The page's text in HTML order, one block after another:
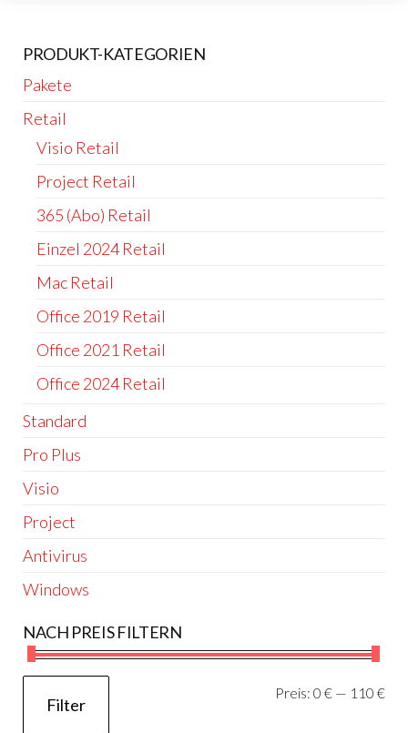
PRODUKT-KATEGORIEN
Pakete
Retail
Visio Retail
Project Retail
365 (Abo) Retail
Einzel 2024 Retail
Mac Retail
Office 2019 Retail
Office 2021 Retail
Office 2024 Retail
Standard
Pro Plus
Visio
Project
Antivirus
Windows
NACH PREIS FILTERN
Filter
Preis: 0 € — 110 €